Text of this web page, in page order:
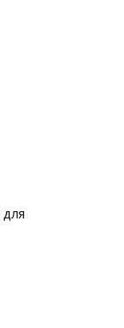
для